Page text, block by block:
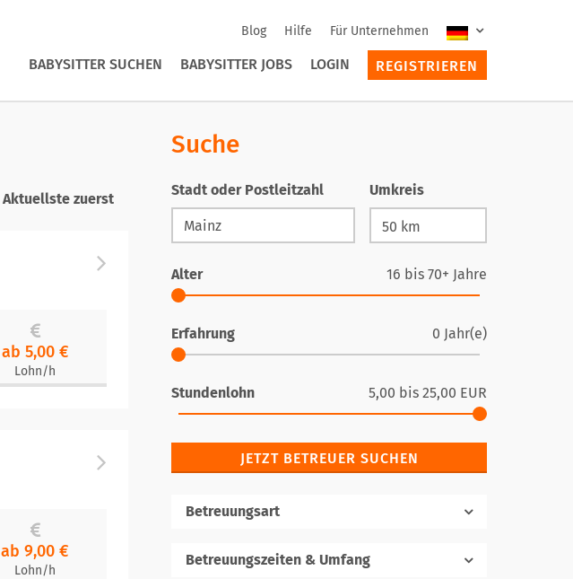
Blog Hilfe Für Unternehmen
BABYSITTER SUCHEN BABYSITTER JOBS LOGIN REGISTRIEREN
ab 5,00 €
Lohn/h
ab 9,00 €
Lohn/h
Suche
Stadt oder Postleitzahl Umkreis
Alter 16 bis 70+ Jahre
Erfahrung 0 Jahr(e)
Stundenlohn 5,00 bis 25,00 EUR
JETZT BETREUER SUCHEN
Betreuungsart
Betreuungszeiten & Umfang